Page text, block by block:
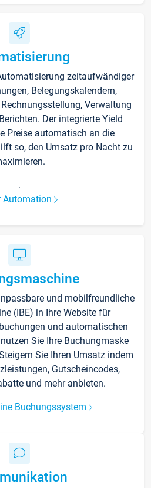
zeitaufwändiger
Belegungskalendern,
Verwaltung
Der integrierte Yield
Preise automatisch an die
so, den Umsatz pro Nacht zu
.
Automation
und mobilfreundliche
(IBE) in Ihre Website für
und automatischen
Sie Ihre Buchungmaske
Sie Ihren Umsatz indem
Gutscheincodes,
und mehr anbieten.
Buchungssystem